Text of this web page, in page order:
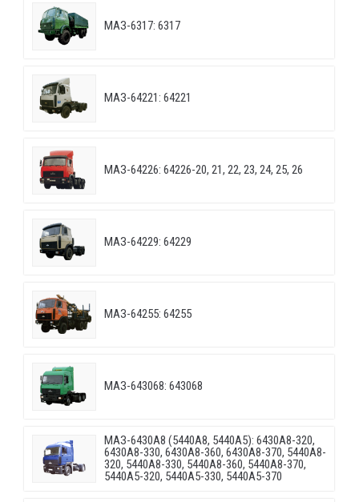
МАЗ-6317: 6317
МАЗ-64221: 64221
МАЗ-64226: 64226-20, 21, 22, 23, 24, 25, 26
МАЗ-64229: 64229
МАЗ-64255: 64255
МАЗ-643068: 643068
МАЗ-6430A8 (5440A8, 5440A5): 6430A8-320,
6430A8-330, 6430A8-360, 6430A8-370, 5440A8-
320, 5440A8-330, 5440A8-360, 5440A8-370,
5440A5-320, 5440A5-330, 5440A5-370